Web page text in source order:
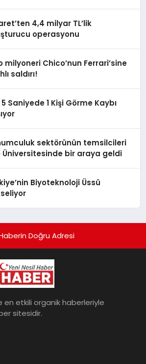
4,4 milyar TL’lik
operasyonu
milyoneri Chico’nun Ferrari’sine
saldırı!
5 Saniyede 1 Kişi Görme Kaybı
sektörünün temsilcileri
Üniversitesinde bir araya geldi
Biyoteknoloji Üssü
Doğru Adresi
en etkili organik haberleriyle
sitesidir.